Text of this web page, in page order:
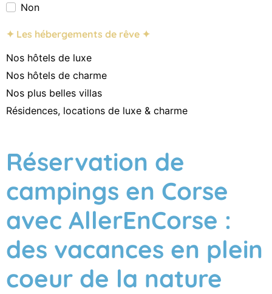
Non
✦ Les hébergements de rêve ✦
Nos hôtels de luxe
Nos hôtels de charme
Nos plus belles villas
Résidences, locations de luxe & charme
Réservation de
campings en Corse
avec AllerEnCorse :
des vacances en plein
coeur de la nature